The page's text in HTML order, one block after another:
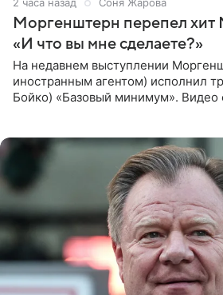
2 часа назад Соня Жарова
Моргенштерн перепел хит
«И что вы мне сделаете?»
На недавнем выступлении
иностранным агентом) исполнил
Бойко) «Базовый минимум». Видео